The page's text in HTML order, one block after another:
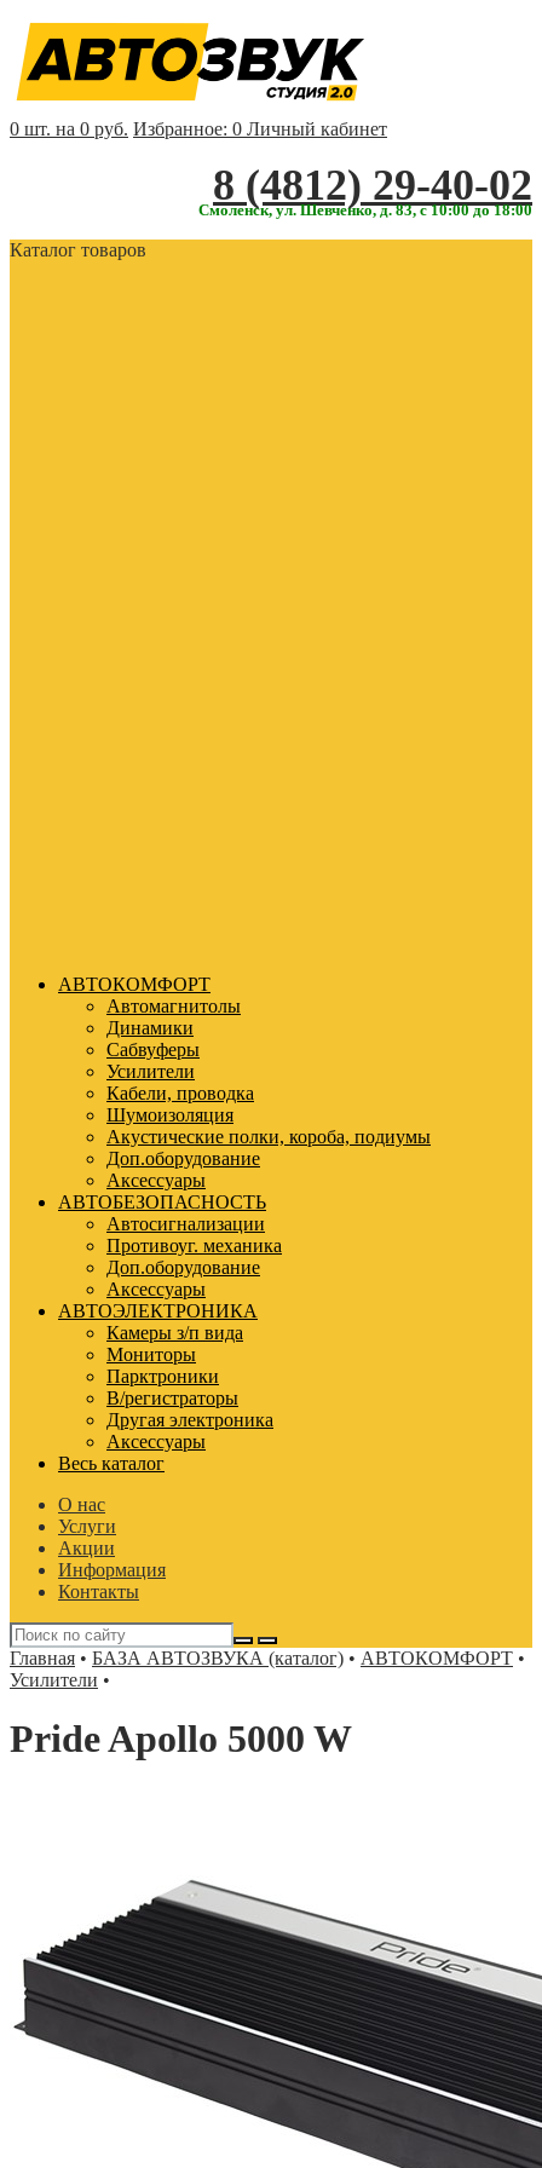
0 шт. на 0 руб. Избранное: 0 Личный кабинет
‎‎8 (4812) 29-40-02
Смоленск, ул. Шевченко, д. 83, с 10:00 до 18:00
Каталог товаров
АВТОКОМФОРТ
Автомагнитолы
Динамики
Сабвуферы
Усилители
Кабели, проводка
Шумоизоляция
Акустические полки, короба, подиумы
Доп.оборудование
Аксессуары
АВТОБЕЗОПАСНОСТЬ
Автосигнализации
Противоуг. механика
Доп.оборудование
Аксессуары
АВТОЭЛЕКТРОНИКА
Камеры з/п вида
Мониторы
Парктроники
В/регистраторы
Другая электроника
Аксессуары
Весь каталог
О нас
Услуги
Акции
Информация
Контакты
Главная • БАЗА АВТОЗВУКА (каталог) • АВТОКОМФОРТ •
Усилители •
Pride Apollo 5000 W